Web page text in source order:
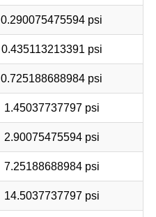
0.290075475594 psi
0.435113213391 psi
0.725188688984 psi
1.45037737797 psi
2.90075475594 psi
7.25188688984 psi
14.5037737797 psi